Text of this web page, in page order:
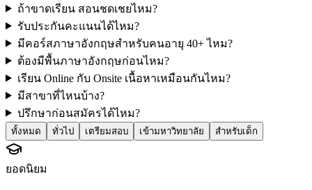
ถ้าขาดเรียน สอนชดเชยไหม?
รับประกันคะแนนได้ไหม?
มีคอร์สภาษาอังกฤษสำหรับคนอายุ 40+ ไหม?
ต้องมีพื้นภาษาอังกฤษก่อนไหม?
เรียน Online กับ Onsite เนื้อหาเหมือนกันไหม?
มีสาขาที่ไหนบ้าง?
ปรึกษาก่อนสมัครได้ไหม?
ทั้งหมด ทั่วไป เตรียมสอบ เข้ามหาวิทยาลัย สำหรับเด็ก
ยอดนิยม